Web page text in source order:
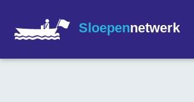
Sloepennetwerk